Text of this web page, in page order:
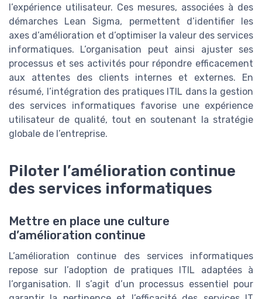
l’expérience utilisateur. Ces mesures, associées à des
démarches Lean Sigma, permettent d’identifier les
axes d’amélioration et d’optimiser la valeur des services
informatiques. L’organisation peut ainsi ajuster ses
processus et ses activités pour répondre efficacement
aux attentes des clients internes et externes. En
résumé, l’intégration des pratiques ITIL dans la gestion
des services informatiques favorise une expérience
utilisateur de qualité, tout en soutenant la stratégie
globale de l’entreprise.
Piloter l’amélioration continue
des services informatiques
Mettre en place une culture
d’amélioration continue
L’amélioration continue des services informatiques
repose sur l’adoption de pratiques ITIL adaptées à
l’organisation. Il s’agit d’un processus essentiel pour